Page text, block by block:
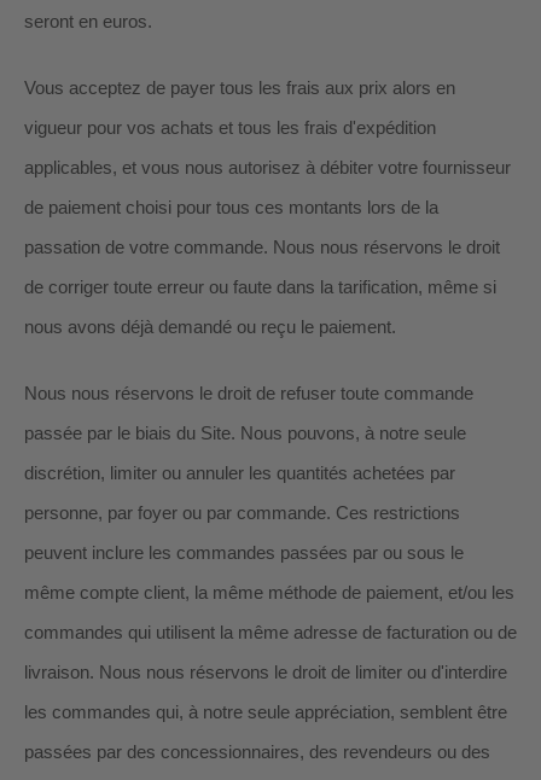
seront en euros.
Vous acceptez de payer tous les frais aux prix alors en
vigueur pour vos achats et tous les frais d'expédition
applicables, et vous nous autorisez à débiter votre fournisseur
de paiement choisi pour tous ces montants lors de la
passation de votre commande. Nous nous réservons le droit
de corriger toute erreur ou faute dans la tarification, même si
nous avons déjà demandé ou reçu le paiement.
Nous nous réservons le droit de refuser toute commande
passée par le biais du Site. Nous pouvons, à notre seule
discrétion, limiter ou annuler les quantités achetées par
personne, par foyer ou par commande. Ces restrictions
peuvent inclure les commandes passées par ou sous le
même compte client, la même méthode de paiement, et/ou les
commandes qui utilisent la même adresse de facturation ou de
livraison. Nous nous réservons le droit de limiter ou d'interdire
les commandes qui, à notre seule appréciation, semblent être
passées par des concessionnaires, des revendeurs ou des